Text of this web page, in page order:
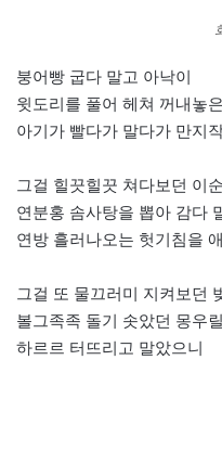
붕어빵 굽다 말고 아낙이
윗도리를 풀어 헤쳐 꺼내놓
아기가 빨다가 말다가 만지
그걸 힐끗힐끗 쳐다보던 이
연분홍 솜사탕을 뽑아 감다
연방 흘러나오는 헛기침을
그걸 또 물끄러미 지켜보던
볼그족족 돌기 솟았던 몽우릴
하르르 터뜨리고 말았으니